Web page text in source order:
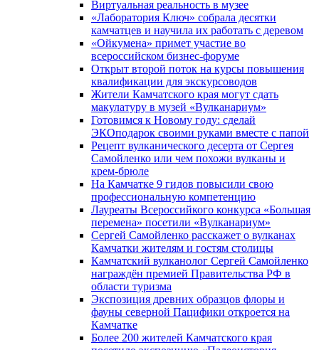
Виртуальная реальность в музее
«Лаборатория Ключ» собрала десятки
камчатцев и научила их работать с деревом
«Ойкумена» примет участие во
всероссийском бизнес-форуме
Открыт второй поток на курсы повышения
квалификации для экскурсоводов
Жители Камчатского края могут сдать
макулатуру в музей «Вулканариум»
Готовимся к Новому году: сделай
ЭКОподарок своими руками вместе с папой
Рецепт вулканического десерта от Сергея
Самойленко или чем похожи вулканы и
крем-брюле
На Камчатке 9 гидов повысили свою
профессиональную компетенцию
Лауреаты Всероссийкого конкурса «Большая
перемена» посетили «Вулканариум»
Сергей Самойленко расскажет о вулканах
Камчатки жителям и гостям столицы
Камчатский вулканолог Сергей Самойленко
награждён премией Правительства РФ в
области туризма
Экспозиция древних образцов флоры и
фауны северной Пацифики откроется на
Камчатке
Более 200 жителей Камчатского края